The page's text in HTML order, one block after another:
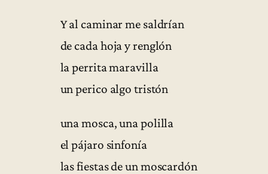
Y al caminar me saldrían
de cada hoja y renglón
la perrita maravilla
un perico algo tristón
una mosca, una polilla
el pájaro sinfonía
las fiestas de un moscardón